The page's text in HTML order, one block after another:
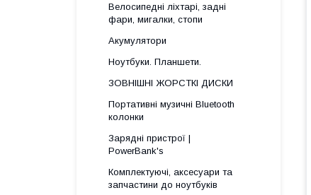
Велосипедні ліхтарі, задні
фари, мигалки, стопи
Акумулятори
Ноутбуки. Планшети.
ЗОВНІШНІ ЖОРСТКІ ДИСКИ
Портативні музичні Bluetooth
колонки
Зарядні пристрої |
PowerBank's
Комплектуючі, аксесуари та
запчастини до ноутбуків